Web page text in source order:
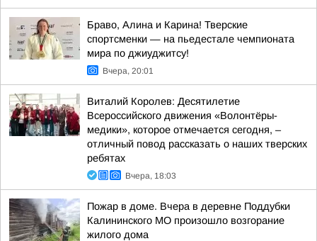
Браво, Алина и Карина! Тверские
спортсменки — на пьедестале чемпионата
мира по джиуджитсу!
Вчера, 20:01
Виталий Королев: Десятилетие
Всероссийского движения «Волонтёры-
медики», которое отмечается сегодня, –
отличный повод рассказать о наших тверских
ребятах
Вчера, 18:03
Пожар в доме. Вчера в деревне Поддубки
Калининского МО произошло возгорание
жилого дома